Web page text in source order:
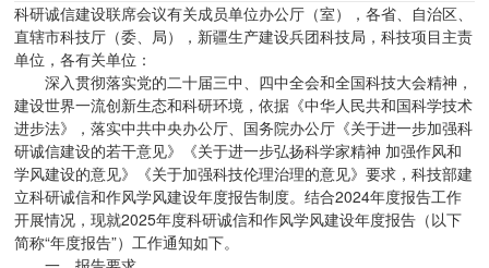
科研诚信建设联席会议有关成员单位办公厅（室），各省、自治区、
直辖市科技厅（委、局），新疆生产建设兵团科技局，科技项目主责
单位，各有关单位：
深入贯彻落实党的二十届三中、四中全会和全国科技大会精神，
建设世界一流创新生态和科研环境，依据《中华人民共和国科学技术
进步法》，落实中共中央办公厅、国务院办公厅《关于进一步加强科
研诚信建设的若干意见》《关于进一步弘扬科学家精神 加强作风和
学风建设的意见》《关于加强科技伦理治理的意见》要求，科技部建
立科研诚信和作风学风建设年度报告制度。结合2024年度报告工作
开展情况，现就2025年度科研诚信和作风学风建设年度报告（以下
简称“年度报告”）工作通知如下。